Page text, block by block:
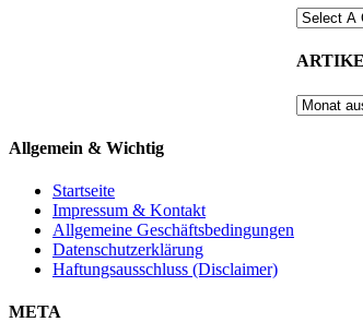
Allgemein & Wichtig
Startseite
Impressum & Kontakt
Allgemeine Geschäftsbedingungen
Datenschutzerklärung
Haftungsausschluss (Disclaimer)
META